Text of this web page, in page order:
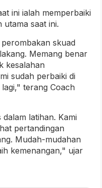
ini ialah memperbaiki
utama saat ini.
skuad
Memang benar
kesalahan
sudah perbaiki di
terang Coach
latihan. Kami
pertandingan
Mudah-mudahan
kemenangan," ujar